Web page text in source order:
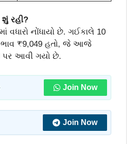
શું રહી?
વધારો નોંધાયો છે. ગઈકાલે 10
ભાવ ₹9,049 હતો, જે આજે
આવી ગયો છે.
Join Now
Join Now